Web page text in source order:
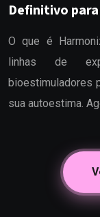
Definitivo
O que é
linhas de
bioestimuladores
sua autoestima.